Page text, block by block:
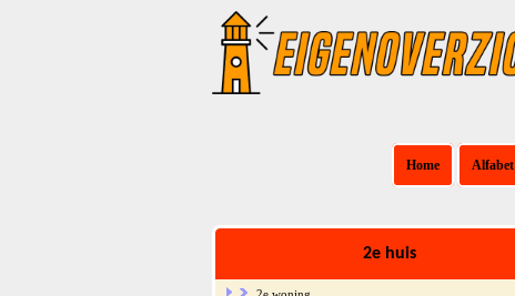
Home Alfabet
2e huis